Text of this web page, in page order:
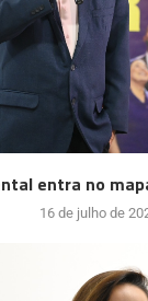
entra no
16 de julho de